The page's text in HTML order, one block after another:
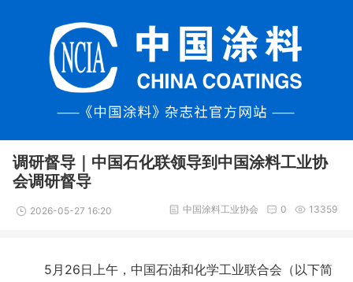
调研督导｜中国石化联领导到中国涂料工业协
会调研督导
2026-05-27 16:20 13359
0
中国涂料工业协会
5月26日上午，中国石油和化学工业联合会（以下简